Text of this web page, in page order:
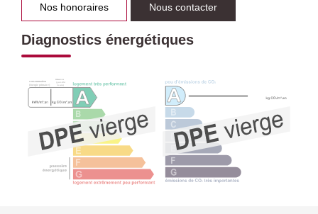
Nos honoraires Nous contacter
Diagnostics énergétiques